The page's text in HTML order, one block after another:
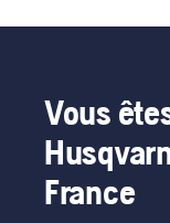
Vous
France